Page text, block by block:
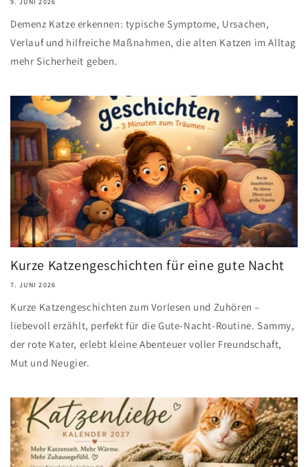
Demenz Katze erkennen: typische Symptome, Ursachen,
Verlauf und hilfreiche Maßnahmen, die alten Katzen im Alltag
mehr Sicherheit geben.
Kurze Katzengeschichten für eine gute Nacht
7. JUNI 2026
Kurze Katzengeschichten zum Vorlesen und Zuhören –
liebevoll erzählt, perfekt für die Gute-Nacht-Routine. Sammy,
der rote Kater, erlebt kleine Abenteuer voller Freundschaft,
Mut und Neugier.